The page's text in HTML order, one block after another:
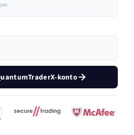
konto